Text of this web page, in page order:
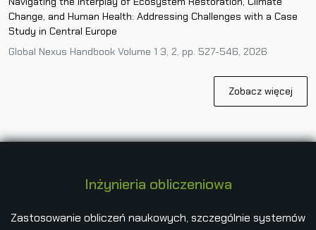
Change, and Human Health: Addressing Challenges with a Case
Study in Central Europe
Global Nexus Handbook Volume 1 3, 2, pp. 527-546, 2026
Zobacz więcej
Inżynieria obliczeniowa
Zastosowanie obliczeń naukowych, szczególnie systemów